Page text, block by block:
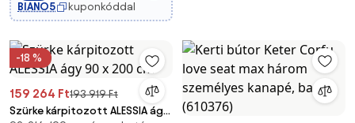
BIANO5
kuponkóddal
-18 %
159 264 Ft193 919 Ft
Szürke kárpitozott ALESSIA ágy